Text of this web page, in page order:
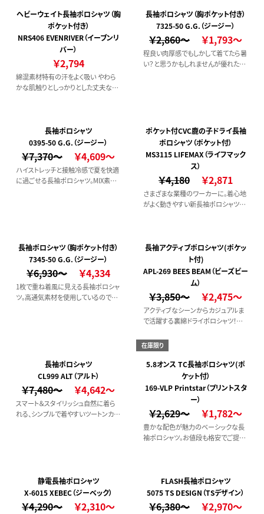
ヘビーウェイト長袖ポロシャツ（胸
ポケット付き）
NRS406 EVENRIVER（イーブンリ
バー）
￥2,794
綿混素材特有の汗をよく吸い やわら
かな肌触りとしっかりとした丈夫な素
長袖ポロシャツ（胸ポケット付き）
7325-50 G.G.（ジージー）
￥2,860～ ￥1,793～
程良い肉厚感でもしかして着てたら暑
い？と思うかもしれませんが優れた吸
長袖ポロシャツ
0395-50 G.G.（ジージー）
￥7,370～ ￥4,609～
ハイストレッチと接触冷感で夏を快適
に過ごせる長袖ポロシャツ。MIX素材
ポケット付CVC鹿の子ドライ長袖
ポロシャツ（ポケット付）
MS3115 LIFEMAX（ライフマック
ス）
￥4,180 ￥2,871
さまざまな業種のワーカーに。着心地
がよく動きやすい新長袖ポロシャツ。
た特徴を備えています。【特徴】水を吸
いやすい。毛羽が少ない。毛玉をおさえ
る。洗濯に強い
長袖ポロシャツ（胸ポケット付き）
7345-50 G.G.（ジージー）
￥6,930～ ￥4,334
1枚で重ね着風に見える長袖ポロシャ
ツ。高通気素材を使用しているのでハ
長袖アクティブポロシャツ(ポケッ
ト付)
APL-269 BEES BEAM（ビーズビー
ム）
￥3,850～ ￥2,475～
アクティブなシーンからカジュアルま
で活躍する裏綿ドライポロシャツ！高
イス生地とヘビーユースにもしっかり
耐えうる丈夫な襟生地を使用。
長袖ポロシャツ
CL999 ALT（アルト）
￥7,480～ ￥4,642～
スマート＆スタイリッシュ自然に着ら
れる、シンプルで着やすいツートンカラ
在庫限り
5.8オンス TC長袖ポロシャツ(ポ
ケット付）
169-VLP Printstar（プリントスタ
ー）
￥2,629～ ￥1,782～
豊かな配色が魅力のベーシックな長
袖ポロシャツ。お値段も格安でご提
静電長袖ポロシャツ
X-6015 XEBEC（ジーベック）
￥4,290～ ￥2,310～
FLASH長袖ポロシャツ
5075 TS DESIGN（TSデザイン）
￥6,380～ ￥2,970～